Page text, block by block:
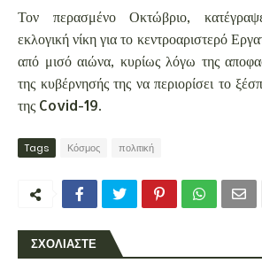
Τον περασμένο Οκτώβριο,
εκλογική νίκη για το κεντροαριστερό
από μισό αιώνα, κυρίως λόγω της
της κυβέρνησής της να περιορίσει το
της Covid-19.
Tags Κόσμος πολιτική
ΣΧΟΛΙΑΣΤΕ